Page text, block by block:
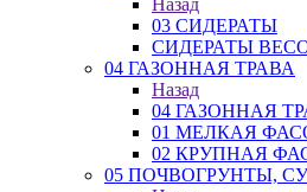
Назад
03 СИДЕРАТЫ
СИДЕРАТЫ
04 ГАЗОННАЯ ТРАВА
Назад
04 ГАЗОННАЯ
01 МЕЛКАЯ
02 КРУПНАЯ
05 ПОЧВОГРУНТЫ,